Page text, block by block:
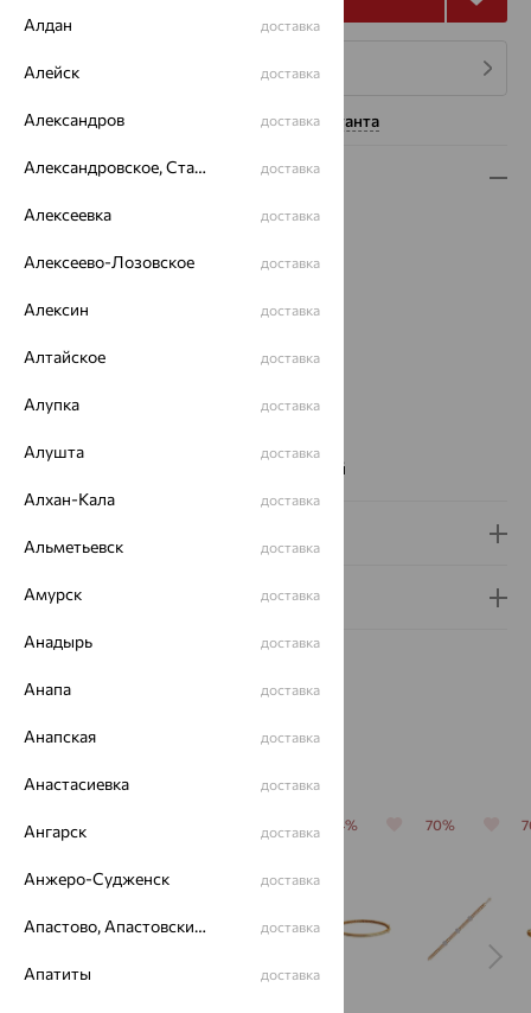
4 платежа по 24 154₽
Нужна помощь консультанта
Описание
Вид изделия:
Цвет металла:
Страна происхождения:
РОССИЯ
Цвет вставки:
Наименование цвета вставки:
Бесцветный
Гарантия и возврат
64% 70%
Алдан доставка
Алейск доставка
Александров доставка
Александровское, Ставропольский край доставка
Алексеевка доставка
Алексеево-Лозовское доставка
Алексин доставка
Алтайское доставка
Алупка доставка
Алушта доставка
Алхан-Кала доставка
Альметьевск доставка
Амурск доставка
Анадырь доставка
Анапа доставка
Анапская доставка
Анастасиевка доставка
Ангарск доставка
Анжеро-Судженск доставка
Апастово, Апастовский район доставка
Апатиты доставка